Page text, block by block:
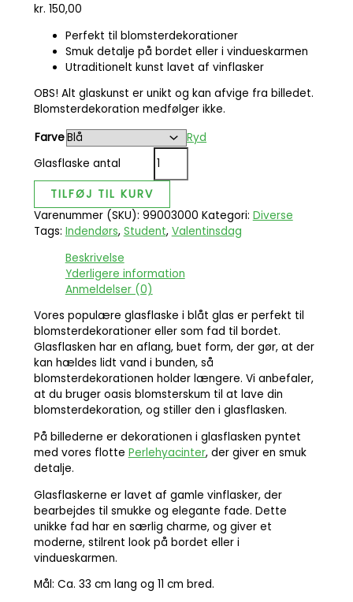
kr. 150,00
Perfekt til blomsterdekorationer
Smuk detalje på bordet eller i vindueskarmen
Utraditionelt kunst lavet af vinflasker
OBS! Alt glaskunst er unikt og kan afvige fra billedet.
Blomsterdekoration medfølger ikke.
Farve
Ryd
Glasflaske antal
TILFØJ TIL KURV
Varenummer (SKU): 99003000 Kategori: Diverse
Tags: Indendørs, Student, Valentinsdag
Beskrivelse
Yderligere information
Anmeldelser (0)
Vores populære glasflaske i blåt glas er perfekt til
blomsterdekorationer eller som fad til bordet.
Glasflasken har en aflang, buet form, der gør, at der
kan hældes lidt vand i bunden, så
blomsterdekorationen holder længere. Vi anbefaler,
at du bruger oasis blomsterskum til at lave din
blomsterdekoration, og stiller den i glasflasken.
På billederne er dekorationen i glasflasken pyntet
med vores flotte Perlehyacinter, der giver en smuk
detalje.
Glasflaskerne er lavet af gamle vinflasker, der
bearbejdes til smukke og elegante fade. Dette
unikke fad har en særlig charme, og giver et
moderne, stilrent look på bordet eller i
vindueskarmen.
Mål: Ca. 33 cm lang og 11 cm bred.